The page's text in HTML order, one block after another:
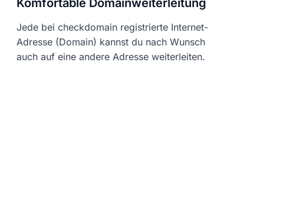
Komfortable Domainweiterleitung
Jede bei checkdomain registrierte Internet-
Adresse (Domain) kannst du nach Wunsch
auch auf eine andere Adresse weiterleiten.